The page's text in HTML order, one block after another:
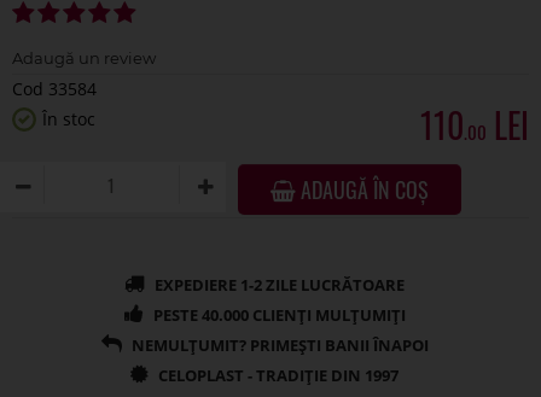
Cod 33584
În stoc
110.00
ADAUGĂ ÎN COȘ